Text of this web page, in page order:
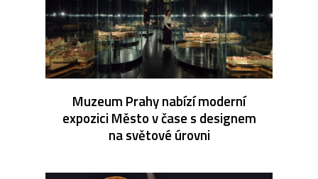
Muzeum Prahy nabízí moderní
expozici Město v čase s designem
na světové úrovni